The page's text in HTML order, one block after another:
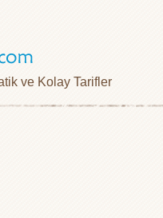
ve Kolay Tarifler